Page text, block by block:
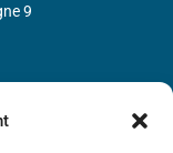
9
TVA intra-